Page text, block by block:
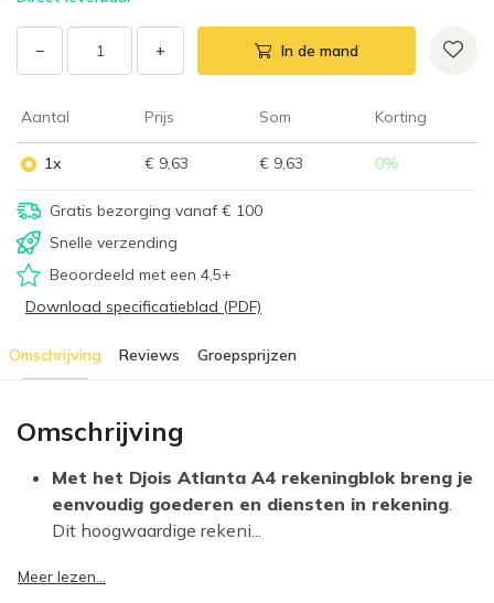
− + In de mand
Aantal Prijs Som Korting
1x € 9,63 € 9,63 0%
Gratis bezorging vanaf € 100
Snelle verzending
Beoordeeld met een 4,5+
Download specificatieblad (PDF)
Omschrijving Reviews Groepsprijzen
Omschrijving
Met het Djois Atlanta A4 rekeningblok breng je
eenvoudig goederen en diensten in rekening.
Dit hoogwaardige rekeni...
Meer lezen...